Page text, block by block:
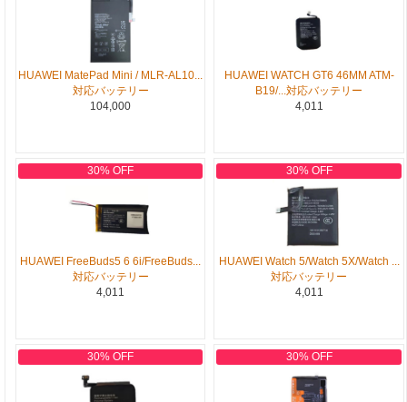
HUAWEI MatePad Mini / MLR-AL10...
対応バッテリー
104,000
HUAWEI WATCH GT6 46MM ATM-
B19/...対応バッテリー
4,011
30% OFF
HUAWEI FreeBuds5 6 6i/FreeBuds...
対応バッテリー
4,011
30% OFF
HUAWEI Watch 5/Watch 5X/Watch ...
対応バッテリー
4,011
30% OFF 30% OFF